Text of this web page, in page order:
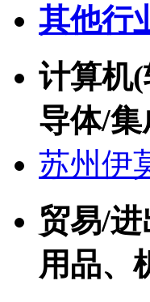
其他行
计算机
导体/
苏州伊
贸易/
用品、